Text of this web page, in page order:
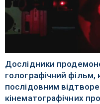
Дослідники
голографічний фільм,
послідовним
кінематографічних